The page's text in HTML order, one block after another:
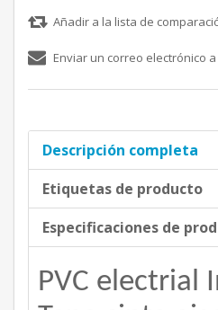
Añadir a la lista de
Enviar un correo electrónico
Descripción completa
Etiquetas de producto
Especificaciones de
PVC electrial